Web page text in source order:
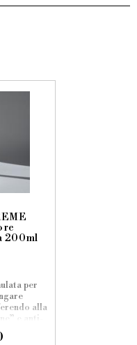
200ml
per
alla
e anti-
un
anche